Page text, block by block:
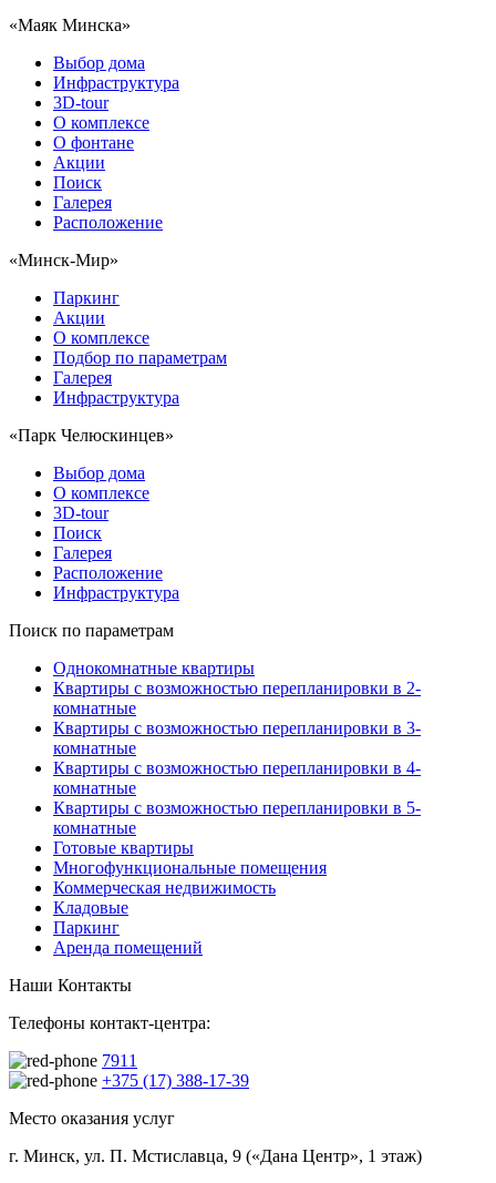
«Маяк Минска»
Выбор дома
Инфраструктура
3D-tour
О комплексе
О фонтане
Акции
Поиск
Галерея
Расположение
«Минск-Мир»
Паркинг
Акции
О комплексе
Подбор по параметрам
Галерея
Инфраструктура
«Парк Челюскинцев»
Выбор дома
О комплексе
3D-tour
Поиск
Галерея
Расположение
Инфраструктура
Поиск по параметрам
Однокомнатные квартиры
Квартиры с возможностью перепланировки в 2-
комнатные
Квартиры с возможностью перепланировки в 3-
комнатные
Квартиры с возможностью перепланировки в 4-
комнатные
Квартиры с возможностью перепланировки в 5-
комнатные
Готовые квартиры
Многофункциональные помещения
Коммерческая недвижимость
Кладовые
Паркинг
Аренда помещений
Наши Контакты
Телефоны контакт-центра:
7911
+375 (17) 388-17-39
Место оказания услуг
г. Минск, ул. П. Мстиславца, 9 («Дана Центр», 1 этаж)